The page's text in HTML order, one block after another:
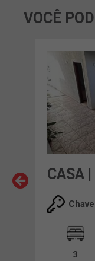
VOCÊ
CASA
3